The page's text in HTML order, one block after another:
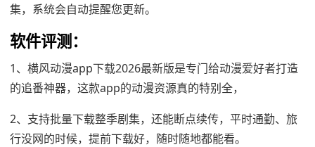
集，系统会自动提醒您更新。
软件评测：
1、横风动漫app下载2026最新版是专门给动漫爱好者打造
的追番神器，这款app的动漫资源真的特别全，
2、支持批量下载整季剧集，还能断点续传，平时通勤、旅
行没网的时候，提前下载好，随时随地都能看。